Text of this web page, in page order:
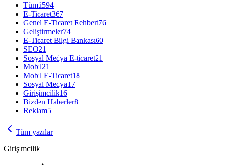
Tümü594
E-Ticaret367
Genel E-Ticaret Rehberi76
Geliştirmeler74
E-Ticaret Bilgi Bankası60
SEO21
Sosyal Medya E-ticaret21
Mobil21
Mobil E-Ticaret18
Sosyal Medya17
Girişimcilik16
Bizden Haberler8
Reklam5
Tüm yazılar
Girişimcilik